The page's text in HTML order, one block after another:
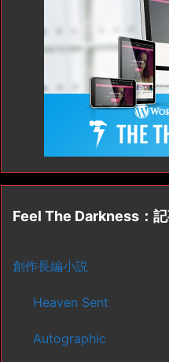
Feel The Darkness：
創作長編小説
Heaven Sent
Autographic